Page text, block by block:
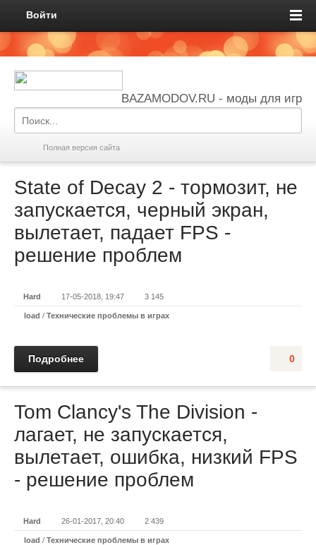
Войти
BAZAMODOV.RU - моды для игр
Полная версия сайта
State of Decay 2 - тормозит, не
запускается, черный экран,
вылетает, падает FPS -
решение проблем
Hard 17-05-2018, 19:47 3 145
load / Технические проблемы в играх
0
Подробнее
Tom Clancy's The Division -
лагает, не запускается,
вылетает, ошибка, низкий FPS
- решение проблем
Hard 26-01-2017, 20:40 2 439
load / Технические проблемы в играх